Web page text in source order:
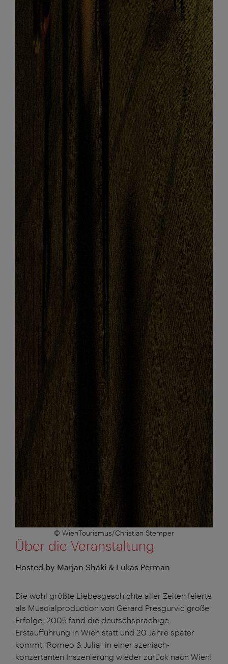
© WienTourismus/Christian Stemper
Über die Veranstaltung
Hosted by Marjan Shaki & Lukas Perman
Die wohl größte Liebesgeschichte aller Zeiten feierte
als Muscialproduction von Gérard Presgurvic große
Erfolge. 2005 fand die deutschsprachige
Erstaufführung in Wien statt und 20 Jahre später
kommt "Romeo & Julia" in einer szenisch-
konzertanten Inszenierung wieder zurück nach Wien!